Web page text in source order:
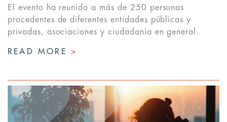
El evento ha reunido a más de 250 personas
procedentes de diferentes entidades públicas y
privadas, asociaciones y ciudadanía en general.
READ MORE >